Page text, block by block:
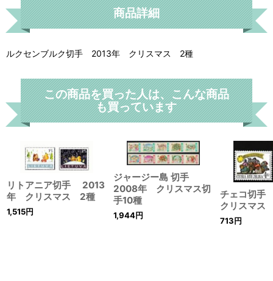
商品詳細
ルクセンブルク切手 2013年 クリスマス 2種
この商品を買った人は、こんな商品
も買っています
リトアニア切手 2013
年 クリスマス 2種
1,515円
ジャージー島 切手
2008年 クリスマス切
手10種
1,944円
チェコ切
クリスマ
713円